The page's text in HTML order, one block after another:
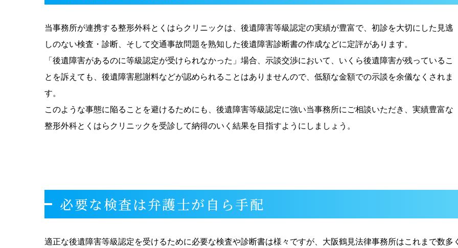
当事務所が連携する整形外科とくはらクリニックは、後遺障害等級認定の実績が豊富で、初診を大切にした見逃
しのない検査・診断、そして交通事故問題を熟知した後遺障害診断書の作成などに定評があります。
「後遺障害があるのに等級認定が受けられなかった」場合、示談交渉において、いくら後遺障害が残っているこ
とを訴えても、後遺障害慰謝料などが認められることはありませんので、低額な金額での示談を余儀なくされま
す。
このような事態に陥ることを避けるためにも、後遺障害等級認定に強い当事務所にご相談いただき、実績豊富な
整形外科とくはらクリニックを受診して納得のいく結果を目指すようにしましょう。
必要な検査は弁護士が自ら手配
適正な後遺障害等級認定を受けるために必要な検査や診断書は様々ですが、大阪鶴見法律事務所はこれまで数